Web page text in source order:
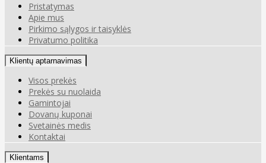
Pristatymas
Apie mus
Pirkimo sąlygos ir taisyklės
Privatumo politika
Klientų aptarnavimas
Visos prekės
Prekės su nuolaida
Gamintojai
Dovanų kuponai
Svetainės medis
Kontaktai
Klientams